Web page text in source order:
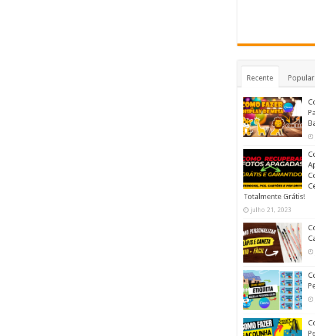
Recente Popular
Totalmente Grátis!
julho 21, 2023